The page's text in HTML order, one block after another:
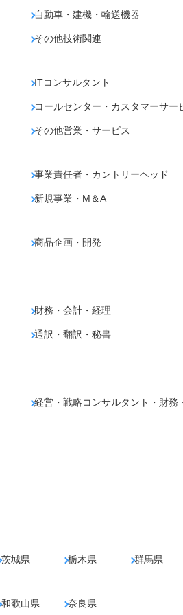
自動車・建機・輸送機器
その他技術関連
ITコンサルタント
コールセンター・カスタマーサー
その他営業・サービス
事業責任者・カントリーヘッド
新規事業・M＆A
商品企画・開発
財務・会計・経理
通訳・翻訳・秘書
経営・戦略コンサルタント・財務
茨城県 栃木県
群馬県
和歌山県 奈良県